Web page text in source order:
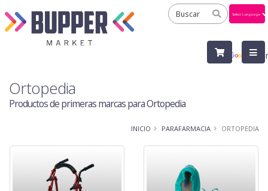
by
Ortopedia
Productos de primeras marcas para Ortopedia
INICIO PARAFARMACIA ORTOPEDIA